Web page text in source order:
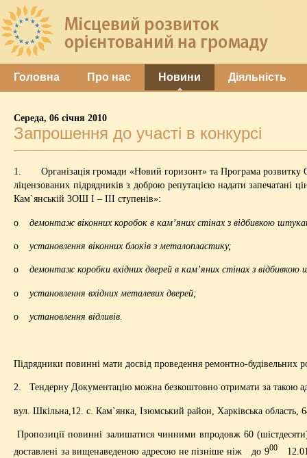
Головна Про нас Новини Діяльність
Середа, 06 січня 2010
Запрошення до участі в конкурсі
1. Організація громади «Новий горизонт» та Програма розвитку
ліцензованих підрядників з доброю репутацією надати запечатані
Кам`янській ЗОШ І – ІІІ ступенів»:
o демонтаж віконних коробок в кам’яних стінах з відбивкою
o установлення віконних блоків з металопластику;
o демонтаж коробки вхідних дверей в кам’яних стінах з
o установлення вхідних металевих дверей;
o установлення відливів.
Підрядники повинні мати досвід проведення ремонтно-будівельних
2. Тендерну Документацію можна безкоштовно отримати за такою
вул. Шкільна,12. с. Кам`янка, Ізюмський район, Харківська область,
Пропозиції повинні залишатися чинними впродовж 60
доставлені за вищенаведеною адресою не пізніше ніж до 900